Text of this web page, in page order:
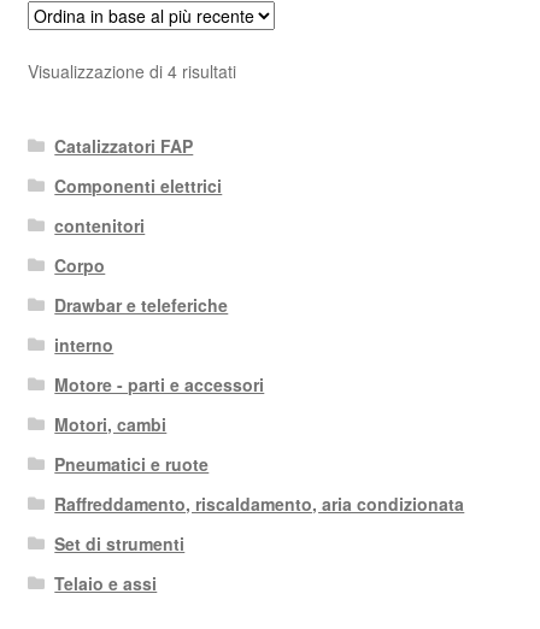
Visualizzazione di 4 risultatiOrdina
Catalizzatori FAP
Componenti elettrici
contenitori
Corpo
Drawbar e teleferiche
interno
Motore - parti e accessori
Motori, cambi
Pneumatici e ruote
Raffreddamento, riscaldamento, aria condizionata
Set di strumenti
Telaio e assi